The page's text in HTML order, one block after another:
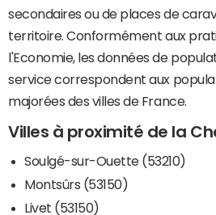
secondaires ou de places de
territoire. Conformément aux
l'Economie, les données de
service correspondent aux
majorées des villes de France.
Villes à proximité de la
Soulgé-sur-Ouette (53210)
Montsûrs (53150)
Livet (53150)